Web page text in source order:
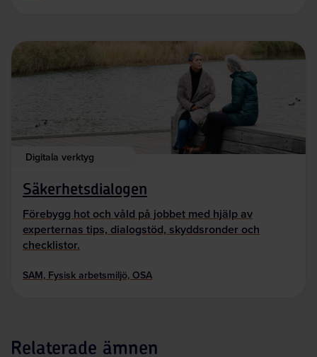
Digitala verktyg
Säkerhetsdialogen
Förebygg hot och våld på jobbet med hjälp av
experternas tips, dialogstöd, skyddsronder och
checklistor.
SAM, Fysisk arbetsmiljö, OSA
Relaterade ämnen